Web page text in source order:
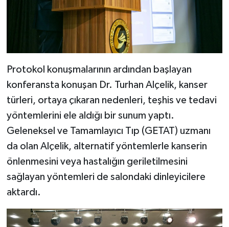
Protokol konuşmalarının ardından başlayan
konferansta konuşan Dr. Turhan Alçelik, kanser
türleri, ortaya çıkaran nedenleri, teşhis ve tedavi
yöntemlerini ele aldığı bir sunum yaptı.
Geleneksel ve Tamamlayıcı Tıp (GETAT) uzmanı
da olan Alçelik, alternatif yöntemlerle kanserin
önlenmesini veya hastalığın geriletilmesini
sağlayan yöntemleri de salondaki dinleyicilere
aktardı.